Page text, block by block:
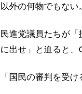
以外の何物でもない。
民進党議員たちが
に出せ」と迫ると、
「国民の審判を受